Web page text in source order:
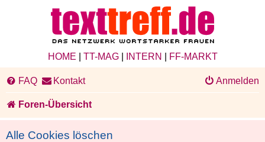
HOME TT-MAG| INTERN FF-MARKT
FAQ Kontakt Anmelden
Foren-Übersicht
Alle Cookies löschen